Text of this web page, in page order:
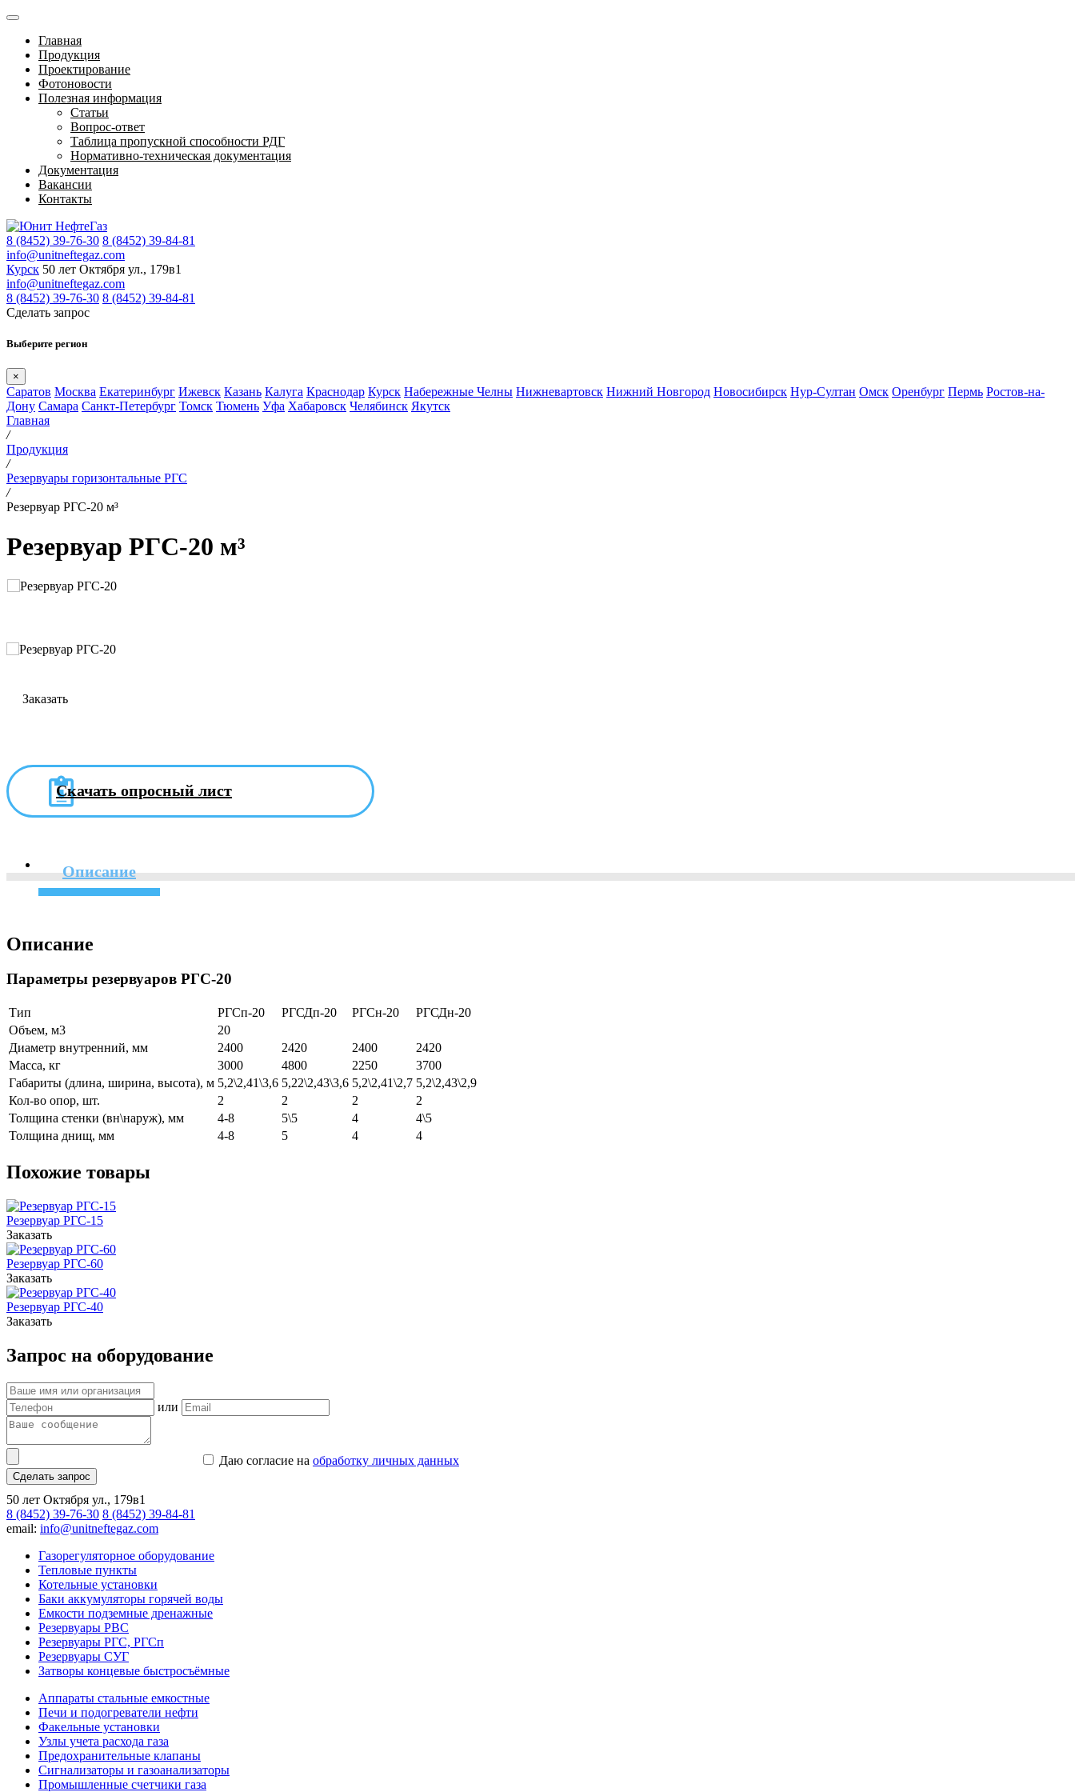
Главная
Продукция
Проектирование
Фотоновости
Полезная информация
Статьи
Вопрос-ответ
Таблица пропускной способности РДГ
Нормативно-техническая документация
Документация
Вакансии
Контакты
8 (8452) 39-76-30 8 (8452) 39-84-81
info@unitneftegaz.com
Курск 50 лет Октября ул., 179в1
info@unitneftegaz.com
8 (8452) 39-76-30 8 (8452) 39-84-81
Сделать запрос
Выберите регион
×
Саратов Москва Екатеринбург Ижевск Казань Калуга Краснодар Курск Набережные Челны Нижневартовск Нижний Новгород Новосибирск Нур-Султан Омск Оренбург Пермь Ростов-на-
Дону Самара Санкт-Петербург Томск Тюмень Уфа Хабаровск Челябинск Якутск
Главная
/
Продукция
/
Резервуары горизонтальные РГС
/
Резервуар РГС-20 м³
Резервуар РГС-20 м³
Заказать
Скачать опросный лист
Описание
Описание
Параметры резервуаров РГС-20
Тип РГСп-20 РГСДп-20 РГСн-20
РГСДн-20
Объем, м3
20
Диаметр внутренний, мм
2400 2420 2400
2420
Масса, кг
3000 4800 2250
3700
Габариты (длина, ширина, высота), м 5,2\2,41\3,6 5,22\2,43\3,6 5,2\2,41\2,7 5,2\2,43\2,9
Кол-во опор, шт.
2 2 2
2
Толщина стенки (вн\наруж), мм
4-8 5\5 4
4\5
Толщина днищ, мм
4-8 5 4 4
Похожие товары
Резервуар РГС-15
Заказать
Резервуар РГС-60
Заказать
Резервуар РГС-40
Заказать
Запрос на оборудование
или
Даю согласие на обработку личных данных
Сделать запрос
50 лет Октября ул., 179в1
8 (8452) 39-76-30 8 (8452) 39-84-81
email: info@unitneftegaz.com
Газорегуляторное оборудование
Тепловые пункты
Котельные установки
Баки аккумуляторы горячей воды
Емкости подземные дренажные
Резервуары РВС
Резервуары РГС, РГСп
Резервуары СУГ
Затворы концевые быстросъёмные
Аппараты стальные емкостные
Печи и подогреватели нефти
Факельные установки
Узлы учета расхода газа
Предохранительные клапаны
Сигнализаторы и газоанализаторы
Промышленные счетчики газа